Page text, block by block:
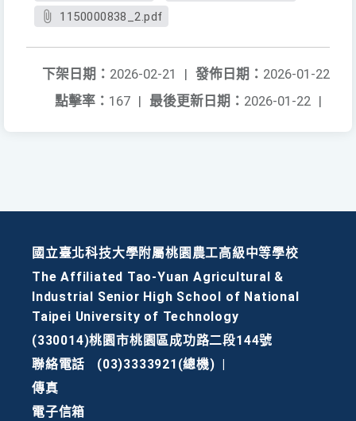
1150000838_2.pdf
發佈日期： 2026-01-22
下架日期： 2026-02-21
|
最後更新日期： 2026-01-22 |
點擊率： 167 |
國立臺北科技大學附屬桃園農工高級中等學校
The Affiliated Tao-Yuan Agricultural &
Industrial Senior High School of National
Taipei University of Technology
(330014)桃園市桃園區成功路二段144號
聯絡電話
(03)3333921(總機)
傳真
電子信箱